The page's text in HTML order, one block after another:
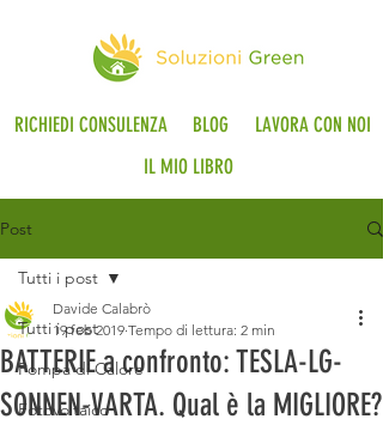
RICHIEDI CONSULENZA BLOG
LAVORA CON NOI
IL MIO LIBRO
Post
Tutti i post
Pompa di Calore
Fotovoltaico
Tutti i post
BATTERIE a confronto: TESLA-LG-
SONNEN-VARTA. Qual è la MIGLIORE?
Davide Calabrò
19 feb 2019 Tempo di lettura: 2 min